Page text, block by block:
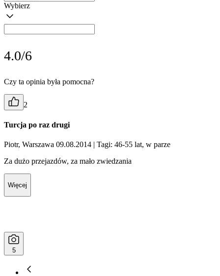
Wybierz
4.0/6
Czy ta opinia była pomocna?
2
Turcja po raz drugi
Piotr, Warszawa 09.08.2014 | Tagi: 46-55 lat, w parze
Za dużo przejazdów, za mało zwiedzania
Więcej
5